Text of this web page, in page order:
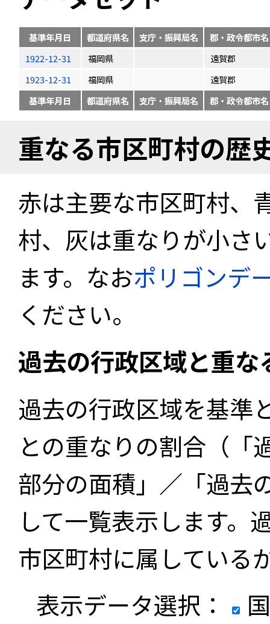
基準年月日 都道府県名 支庁・振興局名
郡・政令都市名
1922-12-31
福岡県
遠賀郡
1923-12-31
福岡県
遠賀郡
基準年月日
都道府県名 支庁・振興局名 郡・政令都市名
重なる市区町村の歴
赤は主要な市区町村、
村、灰は重なりが小さ
ます。なおポリゴンデ
ください。
過去の行政区域と重
過去の行政区域を基準
との重なりの割合（「
部分の面積」／「過去
して一覧表示します。
市区町村に属している
表示データ選択：